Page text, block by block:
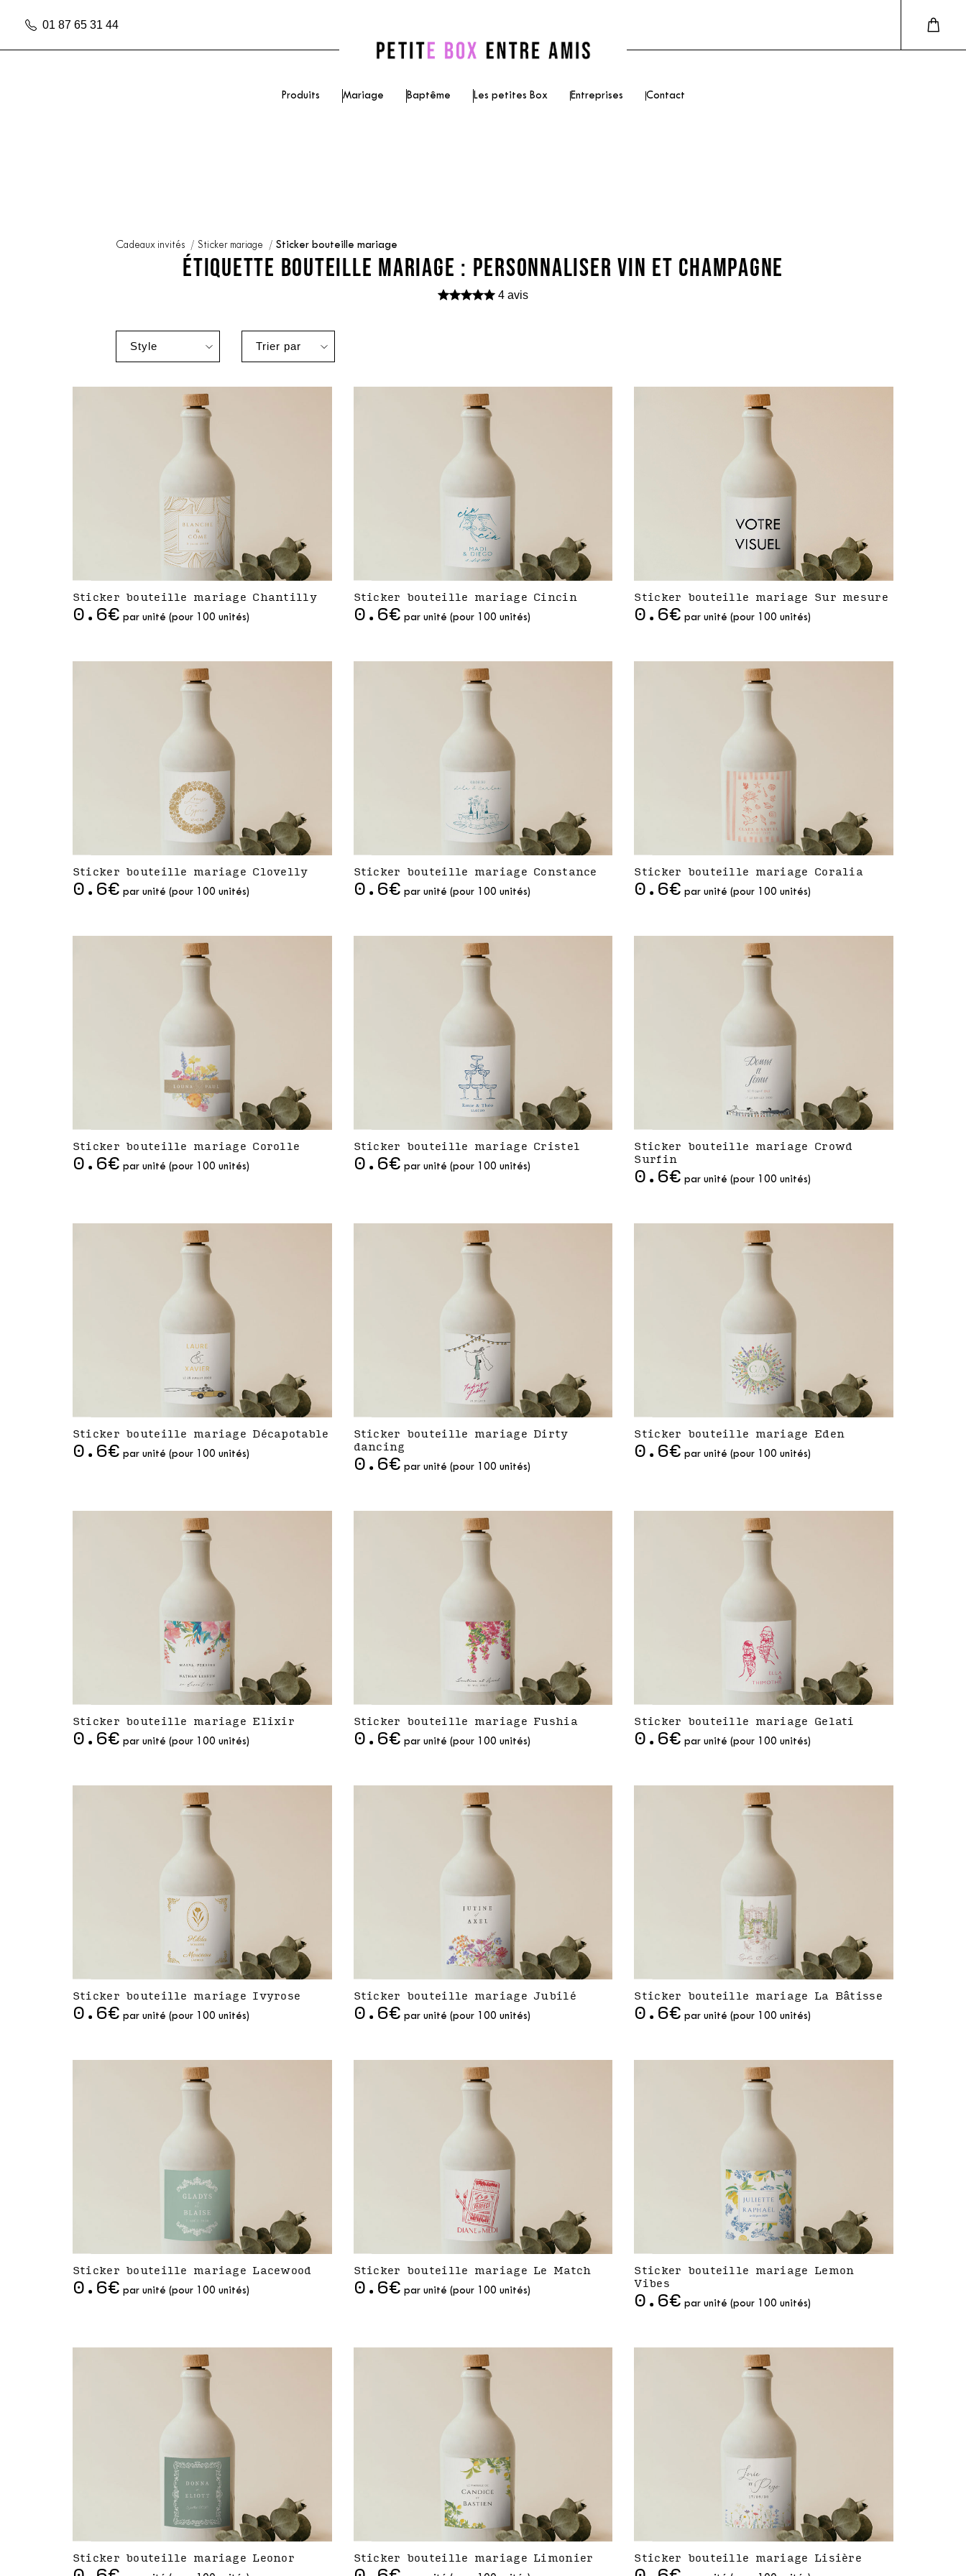
01 87 65 31 44
Produits Mariage Baptême Les petites Box Entreprises Contact
Cadeaux invités Sticker mariage Sticker bouteille mariage
ÉTIQUETTE BOUTEILLE MARIAGE : PERSONNALISER VIN ET CHAMPAGNE
4 avis
Sticker bouteille mariage Chantilly
0.6€ par unité (pour 100 unités)
Sticker bouteille mariage Cincin
0.6€ par unité (pour 100 unités)
Sticker bouteille mariage Sur mesure
0.6€ par unité (pour 100 unités)
Sticker bouteille mariage Clovelly
0.6€ par unité (pour 100 unités)
Sticker bouteille mariage Constance
0.6€ par unité (pour 100 unités)
Sticker bouteille mariage Coralia
0.6€ par unité (pour 100 unités)
Sticker bouteille mariage Corolle
0.6€ par unité (pour 100 unités)
Sticker bouteille mariage Cristel
0.6€ par unité (pour 100 unités)
Sticker bouteille mariage Crowd
Surfin
0.6€ par unité (pour 100 unités)
Sticker bouteille mariage Décapotable
0.6€ par unité (pour 100 unités)
Sticker bouteille mariage Dirty
dancing
0.6€ par unité (pour 100 unités)
Sticker bouteille mariage Eden
0.6€ par unité (pour 100 unités)
Sticker bouteille mariage Elixir
0.6€ par unité (pour 100 unités)
Sticker bouteille mariage Fushia
0.6€ par unité (pour 100 unités)
Sticker bouteille mariage Gelati
0.6€ par unité (pour 100 unités)
Sticker bouteille mariage Ivyrose
0.6€ par unité (pour 100 unités)
Sticker bouteille mariage Jubilé
0.6€ par unité (pour 100 unités)
Sticker bouteille mariage La Bâtisse
0.6€ par unité (pour 100 unités)
Sticker bouteille mariage Lacewood
0.6€ par unité (pour 100 unités)
Sticker bouteille mariage Le Match
0.6€ par unité (pour 100 unités)
Sticker bouteille mariage Lemon
Vibes
0.6€ par unité (pour 100 unités)
Sticker bouteille mariage Leonor Sticker bouteille mariage Limonier Sticker bouteille mariage Lisière